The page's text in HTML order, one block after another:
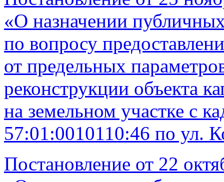
«О назначении
по вопросу
от предельных
реконструкции объекта
на земельном участке с
57:01:0010110:46 по ул.
Постановление от 22